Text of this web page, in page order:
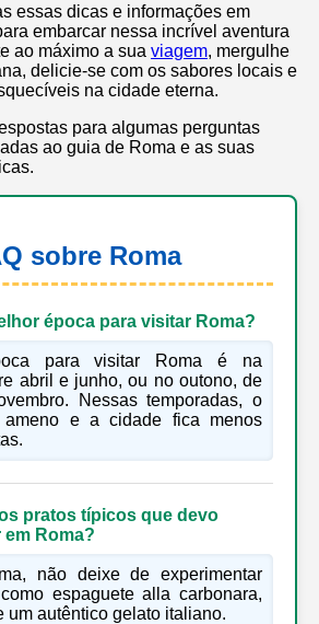
essas dicas e informações em
embarcar nessa incrível aventura
ao máximo a sua viagem, mergulhe
delicie-se com os sabores locais e
na cidade eterna.
para algumas perguntas
ao guia de Roma e as suas
sobre Roma
época para visitar Roma?
para visitar Roma é na
abril e junho, ou no outono, de
Nessas temporadas, o
e a cidade fica menos
pratos típicos que devo
Roma?
não deixe de experimentar
espaguete alla carbonara,
um autêntico gelato italiano.